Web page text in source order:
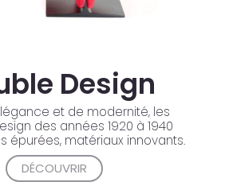
Design
et de modernité, les
des années 1920 à 1940
épurées, matériaux innovants.
DÉCOUVRIR